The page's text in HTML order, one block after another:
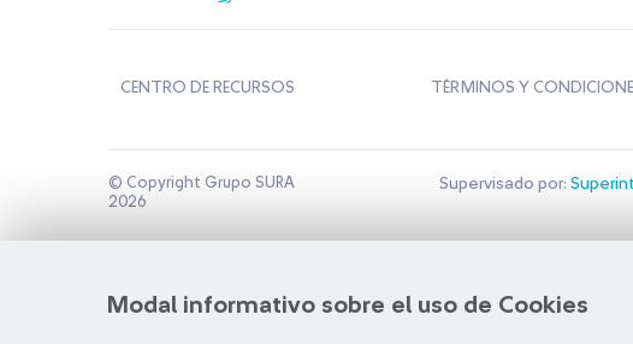
Modal informativo sobre el uso de Cookies
CENTRO DE RECURSOS TÉRMINOS Y
© Copyright Grupo SURA
2026
Supervisado por: